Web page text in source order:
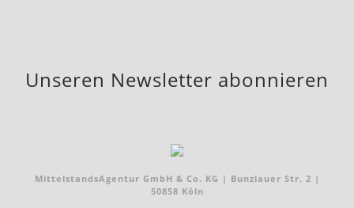
Unseren Newsletter abonnieren
MittelstandsAgentur GmbH & Co. KG | Bunzlauer Str. 2 |
50858 Köln